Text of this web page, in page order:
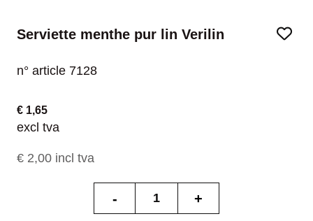
Serviette menthe pur lin Verilin
n° article 7128
€ 1,65
excl tva
€ 2,00 incl tva
- +